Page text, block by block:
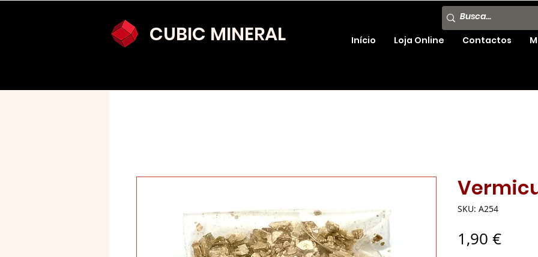
CUBIC MINERAL Início Loja Online Contactos
SKU: A254
1,90 €Preço